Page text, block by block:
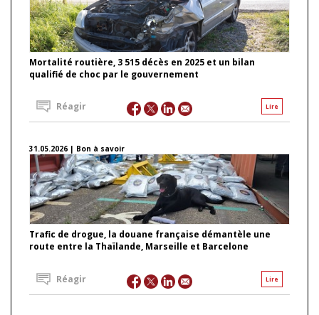
Mortalité routière, 3 515 décès en 2025 et un bilan
qualifié de choc par le gouvernement
Lire
Réagir
31.05.2026 | Bon à savoir
Trafic de drogue, la douane française démantèle une
route entre la Thaïlande, Marseille et Barcelone
Lire
Réagir